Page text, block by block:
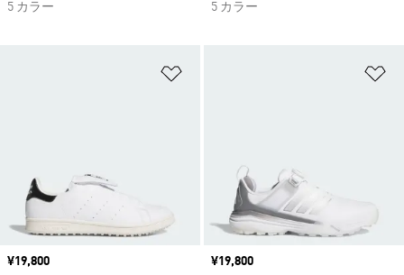
5 カラー
5 カラー
価格
¥19,800
価格
¥19,800